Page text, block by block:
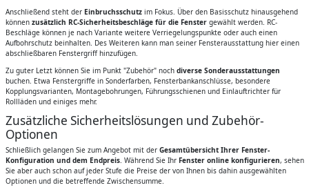
Anschließend steht der Einbruchsschutzim Fokus. Über den Basisschutz hinausgehend
können zusätzlich RC-Sicherheitsbeschläge für die Fenstergewählt werden. RC-
Beschläge können je nach Variante weitere Verriegelungspunkte oder auch einen
Aufbohrschutz beinhalten. Des Weiteren kann man seiner Fensterausstattung hier einen
abschließbaren Fenstergriff hinzufügen.
Zu guter Letzt können Sie im Punkt "Zubehör" noch diverse Sonderausstattungen
buchen. Etwa Fenstergriffe in Sonderfarben, Fensterbankanschlüsse, besondere
Kopplungsvarianten, Montagebohrungen, Führungsschienen und Einlauftrichter für
Rollläden und einiges mehr.
Zusätzliche Sicherheitslösungen und Zubehör-
Optionen
Schließlich gelangen Sie zum Angebot mit der Gesamtübersicht Ihrer Fenster-
Konfiguration und dem Endpreis. Während Sie Ihr Fenster online konfigurieren, sehen
Sie aber auch schon auf jeder Stufe die Preise der von Ihnen bis dahin ausgewählten
Optionen und die betreffende Zwischensumme.